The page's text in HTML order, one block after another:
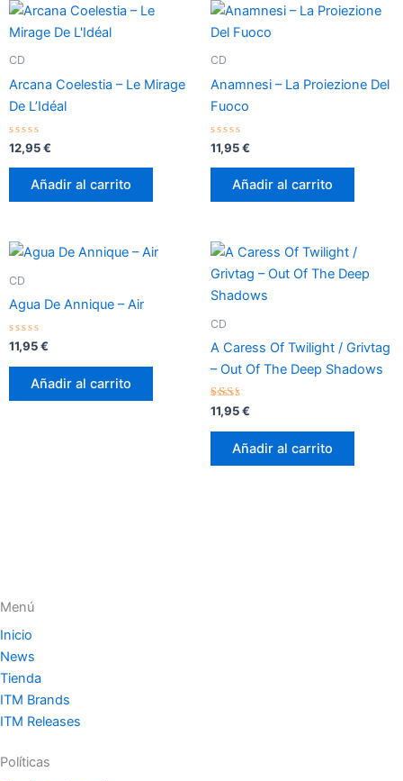
CD
Arcana Coelestia – Le Mirage
De L’Idéal
Valorado
con
0
12,95€
Añadir al carrito
CD
Anamnesi – La Proiezione Del
Fuoco
Valorado
con
0
11,95€
Añadir al carrito
CD
Agua De Annique – Air
Valorado
con
0
11,95€
Añadir al carrito
CD
A Caress Of Twilight / Grivtag
– Out Of The Deep Shadows
Valorado
con
2.17
de 5
11,95€
Añadir al carrito
Menú
Inicio
News
Tienda
ITM Brands
ITM Releases
Políticas